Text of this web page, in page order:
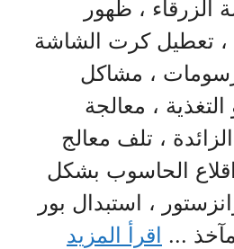
، ظهور
، تعطيل كرت الشاشة
، مشاكل
، معالجة
، تلف معالج
الحاسوب بشكل
، استبدال بور
... اقرأ المزيد